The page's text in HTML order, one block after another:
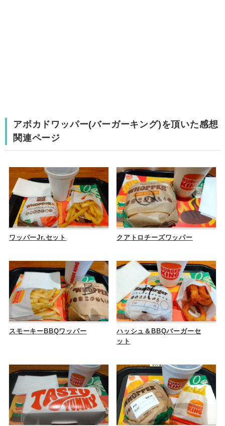
アボカドワッパー(バーガーキング)を頂いた感想
関連ページ
ワッパーJr.セット クアトロチーズワッパー
スモーキーBBQワッパー
ハッシュ＆BBQバーガーセ
ット